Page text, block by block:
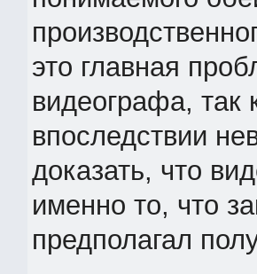
это главная
видеографа, так
впоследствии
доказать, что
именно то, что
предполагал